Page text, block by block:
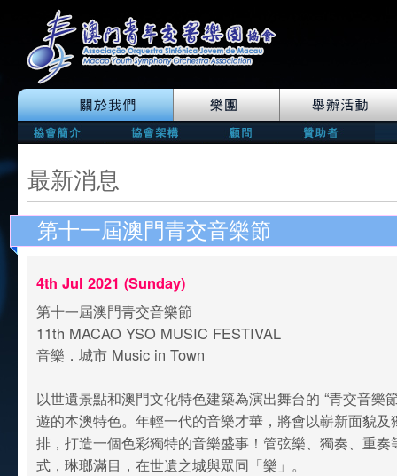
最新消息
第十一屆澳門青交音樂節
4th Jul 2021 (Sunday)
第十一屆澳門青交音樂節
11th MACAO YSO MUSIC FESTIVAL
音樂．城市 Music in Town
以世遺景點和澳門文化特色建築為演出舞台的 “青交音樂
遊的本澳特色。年輕一代的音樂才華，將會以嶄新面貌及
排，打造一個色彩獨特的音樂盛事！管弦樂、獨奏、重奏
式，琳瑯滿目，在世遺之城與眾同「樂」。